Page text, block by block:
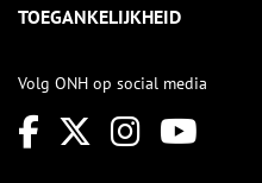
TOEGANKELIJKHEID
Volg ONH op social media